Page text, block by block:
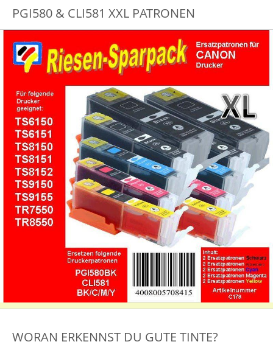
PGI580 & CLI581 XXL PATRONEN
WORAN ERKENNST DU GUTE TINTE?